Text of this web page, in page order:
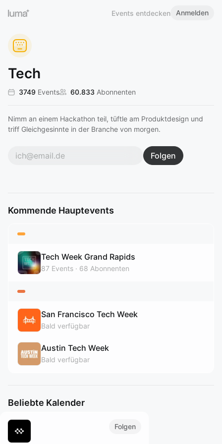
Events entdecken Anmelden
Tech
3749 Events 60.833 Abonnenten
Nimm an einem Hackathon teil, tüftle am Produktdesign und
triff Gleichgesinnte in der Branche von morgen.
Folgen
Kommende Hauptevents
Tech Week Grand Rapids
87 Events 68 Abonnenten
San Francisco Tech Week
Bald verfügbar
Austin Tech Week
Bald verfügbar
Beliebte Kalender
Folgen